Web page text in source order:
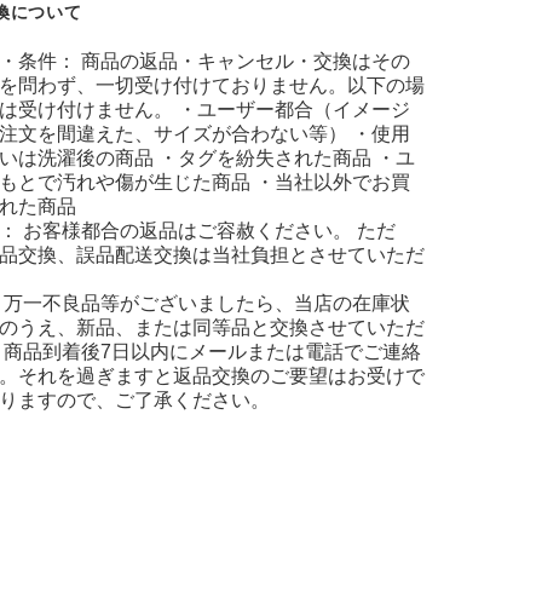
について
条件： 商品の返品・キャンセル・交換はその
問わず、一切受け付けておりません。以下の場
受け付けません。 ・ユーザー都合（イメージ
文を間違えた、サイズが合わない等） ・使用
は洗濯後の商品 ・タグを紛失された商品 ・ユ
とで汚れや傷が生じた商品 ・当社以外でお買
た商品
お客様都合の返品はご容赦ください。 ただ
交換、誤品配送交換は当社負担とさせていただ
一不良品等がございましたら、当店の在庫状
うえ、新品、または同等品と交換させていただ
商品到着後7日以内にメールまたは電話でご連絡
それを過ぎますと返品交換のご要望はお受けで
ますので、ご了承ください。